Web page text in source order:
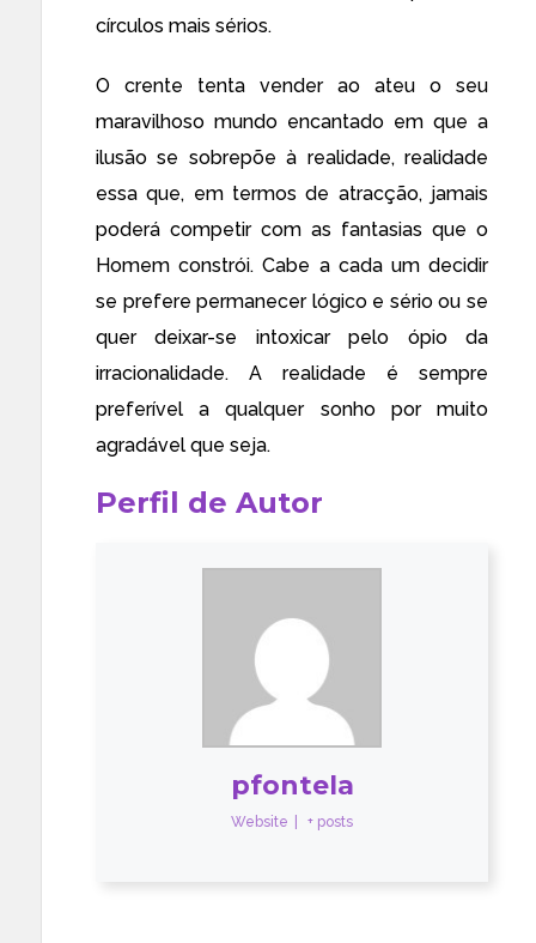
círculos mais sérios.
O crente tenta vender ao ateu o seu
maravilhoso mundo encantado em que a
ilusão se sobrepõe à realidade, realidade
essa que, em termos de atracção, jamais
poderá competir com as fantasias que o
Homem constrói. Cabe a cada um decidir
se prefere permanecer lógico e sério ou se
quer deixar-se intoxicar pelo ópio da
irracionalidade. A realidade é sempre
preferível a qualquer sonho por muito
agradável que seja.
Perfil de Autor
pfontela
Website + posts